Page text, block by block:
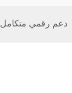
دعم رقمي متكامل